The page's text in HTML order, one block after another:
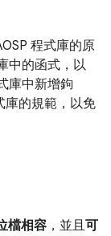
程式庫的原
中的函式，以
庫中新增鉤
庫的規範，以免
檔相容 ，並且可